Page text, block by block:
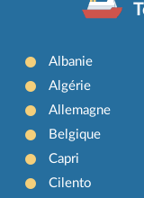
Albanie
Algérie
Allemagne
Belgique
Capri
Cilento